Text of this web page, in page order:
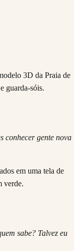
conhecer gente nova
sabe? Talvez eu